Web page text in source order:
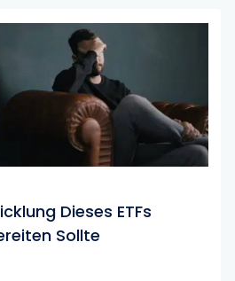
Dieses ETFs
Sollte